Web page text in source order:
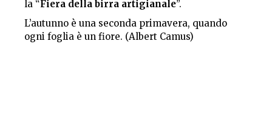
la “Fiera della birra artigianale”.
L’autunno è una seconda primavera, quando
ogni foglia è un fiore. (Albert Camus)